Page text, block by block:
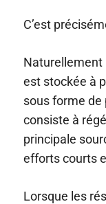
C’est
Naturellement
est stockée à
sous forme de
consiste à
principale
efforts courts
Lorsque les